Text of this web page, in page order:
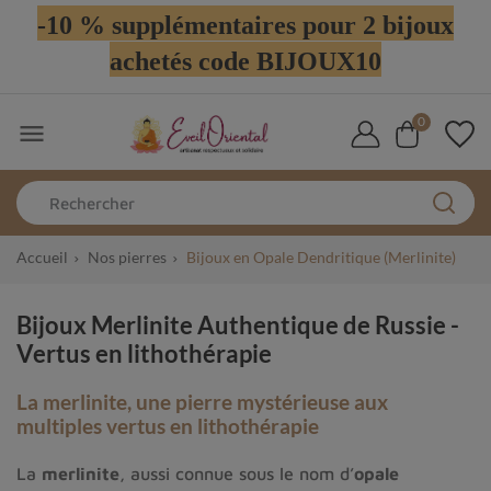
-10 % supplémentaires pour 2 bijoux
achetés code BIJOUX10
 0
Accueil Nos pierres Bijoux en Opale Dendritique (Merlinite)
Bijoux Merlinite Authentique de Russie -
Vertus en lithothérapie
La merlinite, une pierre mystérieuse aux
multiples vertus en lithothérapie
La merlinite , aussi connue sous le nom d’opale